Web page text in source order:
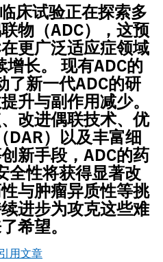
床试验正在探索多
物（ADC），这预
更广泛适应症领域
长。 现有ADC的
了新一代ADC的研
升与副作用减少。
改进偶联技术、优
DAR）以及丰富细
新手段，ADC的药
全性将获得显著改
与肿瘤异质性等挑
进步为攻克这些难
希望。
用文章